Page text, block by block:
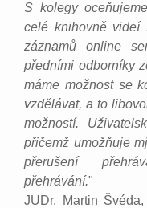
S kolegy
celé knihovně videí
záznamů online
předními odborníky
máme možnost se
vzdělávat, a to
možností.
přičemž umožňuje
přerušení
přehrávání."
JUDr. Martin